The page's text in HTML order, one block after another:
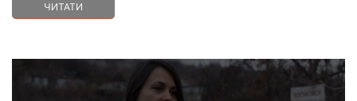
ЧИТАТИ